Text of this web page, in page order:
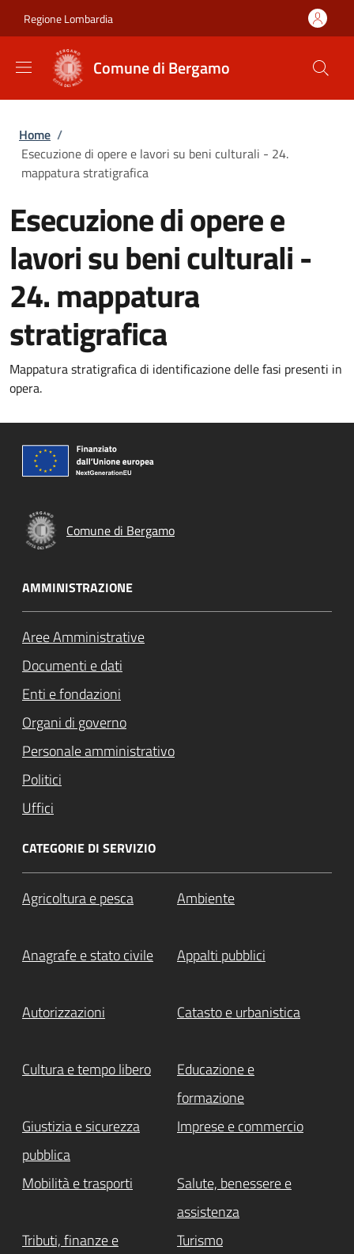
Regione Lombardia
Comune di Bergamo
Briciole di pane
Home /
Esecuzione di opere e lavori su beni culturali - 24.
mappatura stratigrafica
Esecuzione di opere e
lavori su beni culturali -
24. mappatura
stratigrafica
Mappatura stratigrafica di identificazione delle fasi presenti in
opera.
Comune di Bergamo
AMMINISTRAZIONE
Aree Amministrative
Documenti e dati
Enti e fondazioni
Organi di governo
Personale amministrativo
Politici
Uffici
CATEGORIE DI SERVIZIO
Agricoltura e pesca Ambiente
Anagrafe e stato civile Appalti pubblici
Autorizzazioni Catasto e urbanistica
Cultura e tempo libero
Educazione e
formazione
Giustizia e sicurezza
pubblica
Imprese e commercio
Mobilità e trasporti
Salute, benessere e
assistenza
Tributi, finanze e
Turismo